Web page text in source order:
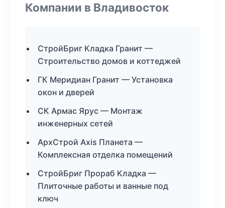
Компании в Владивосток
СтройБриг Кладка Гранит —
Строительство домов и коттеджей
ГК Меридиан Гранит — Установка
окон и дверей
СК Армас Ярус — Монтаж
инженерных сетей
АрхСтрой Axis Планета —
Комплексная отделка помещений
СтройБриг Прораб Кладка —
Плиточные работы и ванные под
ключ